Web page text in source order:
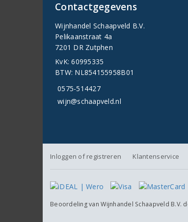
Contactgegevens
Wijnhandel Schaapveld B.V.
Pelikaanstraat 4a
7201 DR Zutphen
KvK: 60995335
BTW: NL854155958B01
0575-514427
wijn@schaapveld.nl
Inloggen of registreren Klantenservice
Beoordeling vanWijnhandel Schaapveld B.V.